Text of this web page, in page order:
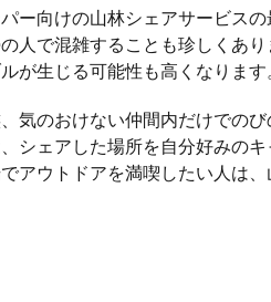
ー向けの山林シェアサービスの
人で混雑することも珍しくあり
が生じる可能性も高くなります
気のおけない仲間内だけでの
シェアした場所を自分好みの
アウトドアを満喫したい人は